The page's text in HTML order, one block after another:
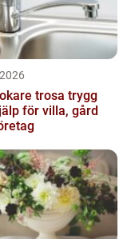
trosa trygg
för villa, gård